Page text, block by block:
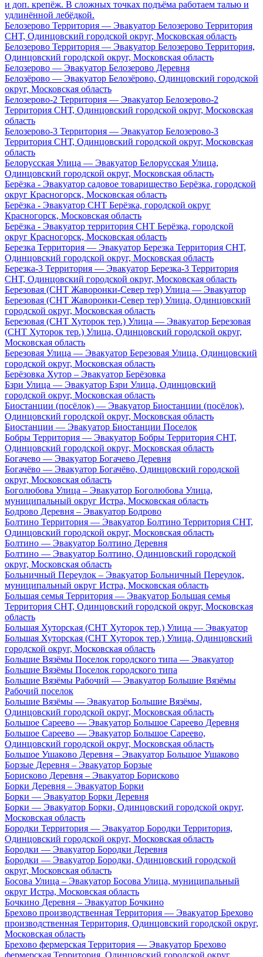
и доп. крепёж. В сложных точках подъёма работаем талью и
удлинённой лебёдкой.
Белозерово Территория — Эвакуатор Белозерово Территория
СНТ, Одинцовский городской округ, Московская область
Белозерово Территория — Эвакуатор Белозерово Территория,
Одинцовский городской округ, Московская область
Белозерово — Эвакуатор Белозерово Деревня
Белозёрово — Эвакуатор Белозёрово, Одинцовский городской
округ, Московская область
Белозерово-2 Территория — Эвакуатор Белозерово-2
Территория СНТ, Одинцовский городской округ, Московская
область
Белозерово-3 Территория — Эвакуатор Белозерово-3
Территория СНТ, Одинцовский городской округ, Московская
область
Белорусская Улица — Эвакуатор Белорусская Улица,
Одинцовский городской округ, Московская область
Берёзка - Эвакуатор садовое товарищество Берёзка, городской
округ Красногорск, Московская область
Берёзка - Эвакуатор СНТ Берёзка, городской округ
Красногорск, Московская область
Берёзка - Эвакуатор территория СНТ Берёзка, городской
округ Красногорск, Московская область
Березка Территория — Эвакуатор Березка Территория СНТ,
Одинцовский городской округ, Московская область
Березка-3 Территория — Эвакуатор Березка-3 Территория
СНТ, Одинцовский городской округ, Московская область
Березовая (СНТ Жаворонки-Север тер) Улица — Эвакуатор
Березовая (СНТ Жаворонки-Север тер) Улица, Одинцовский
городской округ, Московская область
Березовая (СНТ Хуторок тер.) Улица — Эвакуатор Березовая
(СНТ Хуторок тер.) Улица, Одинцовский городской округ,
Московская область
Березовая Улица — Эвакуатор Березовая Улица, Одинцовский
городской округ, Московская область
Берёзовка Хутор – Эвакуатор Берёзовка
Бзри Улица — Эвакуатор Бзри Улица, Одинцовский
городской округ, Московская область
Биостанции (посёлок) — Эвакуатор Биостанции (посёлок),
Одинцовский городской округ, Московская область
Биостанции — Эвакуатор Биостанции Поселок
Бобры Территория — Эвакуатор Бобры Территория СНТ,
Одинцовский городской округ, Московская область
Богачево — Эвакуатор Богачево Деревня
Богачёво — Эвакуатор Богачёво, Одинцовский городской
округ, Московская область
Боголюбова Улица – Эвакуатор Боголюбова Улица,
муниципальный округ Истра, Московская область
Бодрово Деревня – Эвакуатор Бодрово
Болтино Территория — Эвакуатор Болтино Территория СНТ,
Одинцовский городской округ, Московская область
Болтино — Эвакуатор Болтино Деревня
Болтино — Эвакуатор Болтино, Одинцовский городской
округ, Московская область
Больничный Переулок – Эвакуатор Больничный Переулок,
муниципальный округ Истра, Московская область
Большая семья Территория — Эвакуатор Большая семья
Территория СНТ, Одинцовский городской округ, Московская
область
Большая Хуторская (СНТ Хуторок тер.) Улица — Эвакуатор
Большая Хуторская (СНТ Хуторок тер.) Улица, Одинцовский
городской округ, Московская область
Большие Вязёмы Поселок городского типа — Эвакуатор
Большие Вязёмы Поселок городского типа
Большие Вязёмы Рабочий — Эвакуатор Большие Вязёмы
Рабочий поселок
Большие Вязёмы — Эвакуатор Большие Вязёмы,
Одинцовский городской округ, Московская область
Большое Сареево — Эвакуатор Большое Сареево Деревня
Большое Сареево — Эвакуатор Большое Сареево,
Одинцовский городской округ, Московская область
Большое Ушаково Деревня – Эвакуатор Большое Ушаково
Борзые Деревня – Эвакуатор Борзые
Борисково Деревня – Эвакуатор Борисково
Борки Деревня – Эвакуатор Борки
Борки — Эвакуатор Борки Деревня
Борки — Эвакуатор Борки, Одинцовский городской округ,
Московская область
Бородки Территория — Эвакуатор Бородки Территория,
Одинцовский городской округ, Московская область
Бородки — Эвакуатор Бородки Деревня
Бородки — Эвакуатор Бородки, Одинцовский городской
округ, Московская область
Босова Улица – Эвакуатор Босова Улица, муниципальный
округ Истра, Московская область
Бочкино Деревня – Эвакуатор Бочкино
Брехово производственная Территория — Эвакуатор Брехово
производственная Территория, Одинцовский городской округ,
Московская область
Брехово фермерская Территория — Эвакуатор Брехово
фермерская Территория, Одинцовский городской округ,